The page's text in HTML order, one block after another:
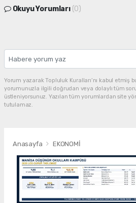
Okuyu Yorumları (0)
Yorum yazarak Topluluk Kuralları’nı kabul etmiş
yorumunuzla ilgili doğrudan veya dolaylı tüm
üstleniyorsunuz. Yazılan tüm yorumlardan site
tutulamaz.
Anasayfa EKONOMİ